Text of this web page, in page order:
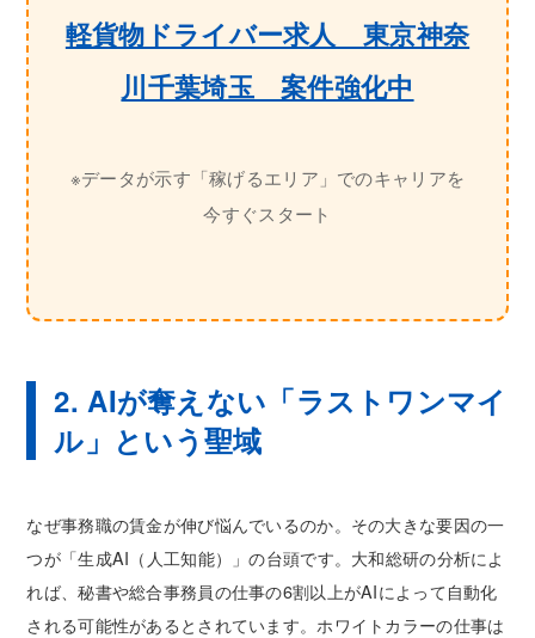
軽貨物ドライバー求人 東京神奈
川千葉埼玉 案件強化中
※データが示す「稼げるエリア」でのキャリアを
今すぐスタート
2. AIが奪えない「ラストワンマイ
ル」という聖域
なぜ事務職の賃金が伸び悩んでいるのか。その大きな要因の一
つが「生成AI（人工知能）」の台頭です。大和総研の分析によ
れば、秘書や総合事務員の仕事の6割以上がAIによって自動化
される可能性があるとされています。ホワイトカラーの仕事は